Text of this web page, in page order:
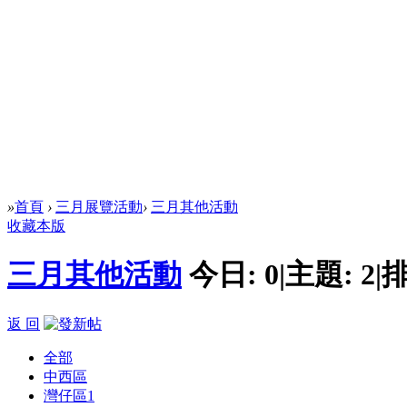
»首頁 › 三月展覽活動› 三月其他活動
收藏本版
三月其他活動 今日: 0|主題: 2|
返 回
全部
中西區
灣仔區1